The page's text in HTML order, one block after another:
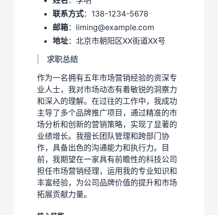
联系方式：138-1234-5678
邮箱：liming@example.com
地址：北京市朝阳区XX街道XX号
求职总结
作为一名拥有五年市场营销经验的资深专
业人士，我对市场动态有着敏锐的洞察力
和深入的理解。在过往的工作中，我成功
主导了多个品牌推广项目，通过精准的市
场分析和创新的营销策略，实现了显著的
业绩增长。我擅长团队管理和跨部门协
作，具备出色的沟通能力和执行力。目
前，我期望在一家具有前瞻性的科技公司
担任市场营销经理，运用我的专业知识和
丰富经验，为公司品牌价值的提升和市场
拓展贡献力量。